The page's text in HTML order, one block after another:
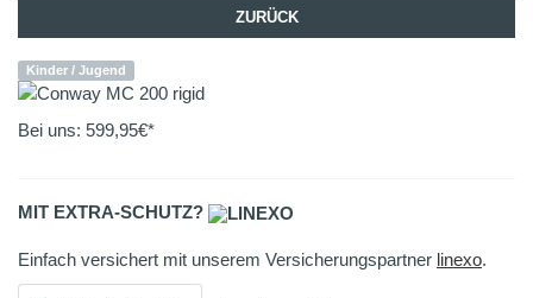
ZURÜCK
Kinder / Jugend
Bei uns: 599,95€*
MIT EXTRA-SCHUTZ?
Einfach versichert mit unserem Versicherungspartner linexo.